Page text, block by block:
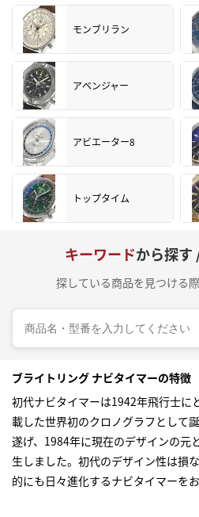
モンブリラン
アベンジャー
アビエーター8
トップタイム
キーワードから探す
探している商品を見つける
ブライトリング ナビタイマーの特徴
初代ナビタイマーは1942年飛行士に
載した世界初のクロノグラフとして
遂げ、1984年に現在のデザインの元
生しました。初代のデザイン性は損
的にも日々進化するナビタイマーを